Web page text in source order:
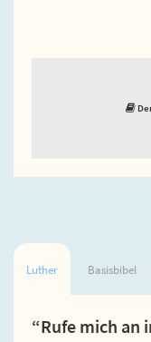
Luther Basisbibel
“Rufe mich an